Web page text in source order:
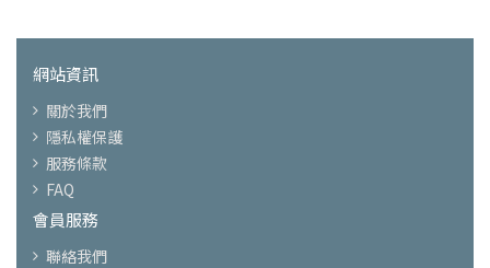
網站資訊
關於我們
隱私權保護
服務條款
FAQ
會員服務
聯絡我們